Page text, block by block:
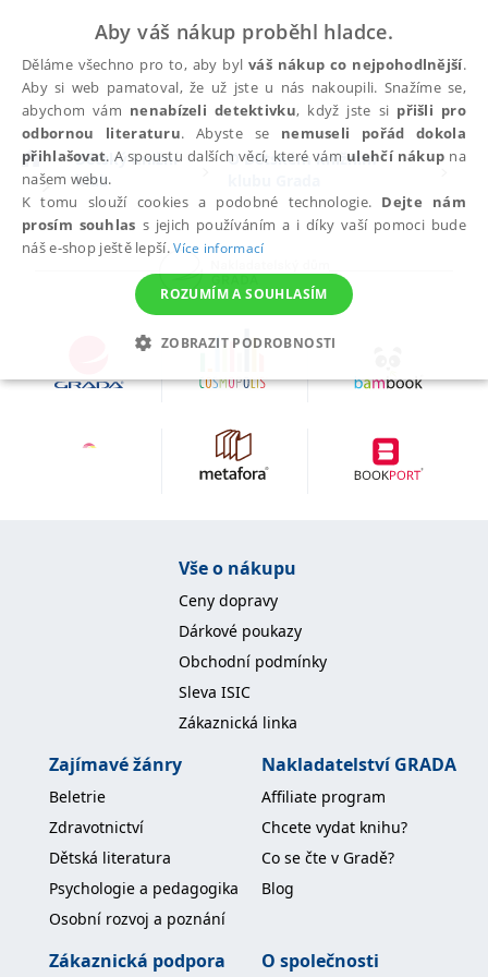
Dětský knižní
klub
O Dětském knižním
Vše o nákupu
Ceny dopravy
Dárkové poukazy
Obchodní podmínky
Sleva ISIC
Zákaznická linka
Zajímavé žánry
Beletrie
Zdravotnictví
Dětská literatura
Psychologie a pedagogika
Osobní rozvoj a poznání
Nakladatelství GRADA
Affiliate program
Chcete vydat knihu?
Co se čte v Gradě?
Blog
Zákaznická podpora O společnosti
Aby váš nákup proběhl hladce.
Děláme všechno pro to, aby bylváš nákup co nejpohodlnější.
Aby si web pamatoval, že už jste u nás nakoupili. Snažíme se,
abychom vám nenabízeli detektivku, když jste si přišli pro
odbornou literaturu. Abyste se nemuseli pořád dokola
přihlašovat. A spoustu dalších věcí, které vám ulehčí nákup na
našem webu.
K tomu slouží cookies a podobné technologie. Dejte nám
prosím souhlas s jejich používáním a i díky vaší pomoci bude
náš e-shop ještě lepší.Více informací
ROZUMÍM A SOUHLASÍM
ZOBRAZIT PODROBNOSTI
NEZBYTNÉ ANALYTICKÉ MARKETINGOVÉ
NEZAŘAZENÉ SOUBORY
Nezbytně nutné soubory cookie umožňují základní funkce webových
stránek, jako je přihlášení uživatele a správa účtu. Webové stránky nelze
bez nezbytně nutných souborů cookie správně používat.
Provider /
Vyprší
www.grada.cz
služba
Cookie-
zapamatování
souhlasu se
cookie
Script.com
fungoval